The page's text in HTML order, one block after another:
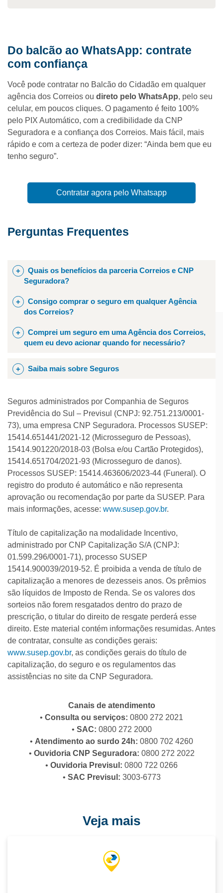
Do balcão ao WhatsApp: contrate
com confiança
Você pode contratar no Balcão do Cidadão em qualquer
agência dos Correios ou direto pelo WhatsApp, pelo seu
celular, em poucos cliques. O pagamento é feito 100%
pelo PIX Automático, com a credibilidade da CNP
Seguradora e a confiança dos Correios. Mais fácil, mais
rápido e com a certeza de poder dizer: “Ainda bem que eu
tenho seguro”.
Contratar agora pelo Whatsapp
Perguntas Frequentes
Quais os benefícios da parceria Correios e CNP
Seguradora?
A CNP faz parte de um grupo francês que é global
no tamanho e regional em entender que cada ser
humano é único. O principal objetivo com essa
parceria é proteger pessoas, seus bens e
negócios, realizar sonhos e garantir um futuro com
mais possibilidades.
nosso parceiro CNP Seguradora.
Consigo comprar o seguro em qualquer Agência
dos Correios?
Sim! Os seguros estarão disponíveis em qualquer
Agência dos Correios. Clique aqui e procure a
Comprei um seguro em uma Agência dos Correios,
quem eu devo acionar quando for necessário?
Você pode acionar a CNP Seguradora sempre que
precisar. É só ligar para o telefone 0800 272 2021.
Saiba mais sobre Seguros
Os Correios oferecem, de forma simples e
acessível, a contratação presencial de seguros
que proporcionam proteção financeira e
tranquilidade para você, sua família e seu negócio,
em parceria com a PREVISUL Seguradora.
Modalidades disponíveis:
•Bolsa Mais Segura : Se sua bolsa for roubada,
seu cartão usado sem autorização ou se você for
obrigado a sacar/usar o cartão sob coação, você
pode receber até R$ 1000 de indenização, de
•Vida Mais Segura: Se você enfrentar uma doença
grave (coberta pelo seguro) ou um acidente, o
seguro garante proteção financeira, além de
oferecer telemedicina 24h e descontos em
medicamentos.
seguro.
•Funeral Mais Seguro: Se acontecer um
falecimento, o seguro garante auxílio funeral de até
R$ 5.000, apoio com documentação e ainda cartão
alimentação temporário para ajudar no sustento da
família.
(clique aqui e saiba mais informações.
•Negócio Mais Seguro : Se um incêndio, vendaval
recebe cobertura para manter as atividades,
incluindo pagamento de aluguel e assistência
empresarial completa. Um seguro feito para quem
é MEI. Clique aqui e saiba mais informações.
Lar Mais Seguro : O Lar Seguro protege imóveis
residenciais contra incêndio, explosão, danos
elétricos, vendaval, granizo e oferece assistência
Quem pode solicitar
• Pessoas físicas (brasileiros ou estrangeiros)
Como solicitar o serviço
Seguros administrados por Companhia de Seguros
Previdência do Sul – Previsul (CNPJ: 92.751.213/0001-
73), uma empresa CNP Seguradora. Processos SUSEP:
15414.651441/2021-12 (Microsseguro de Pessoas),
15414.901220/2018-03 (Bolsa e/ou Cartão Protegidos),
15414.651704/2021-93 (Microsseguro de danos).
Processos SUSEP: 15414.463606/2023-44 (Funeral). O
registro do produto é automático e não representa
aprovação ou recomendação por parte da SUSEP. Para
mais informações, acesse: www.susep.gov.br.
Título de capitalização na modalidade Incentivo,
administrado por CNP Capitalização S/A (CNPJ:
01.599.296/0001-71), processo SUSEP
15414.900039/2019-52. É proibida a venda de título de
capitalização a menores de dezesseis anos. Os prêmios
são líquidos de Imposto de Renda. Se os valores dos
sorteios não forem resgatados dentro do prazo de
prescrição, o titular do direito de resgate perderá esse
direito. Este material contém informações resumidas. Antes
de contratar, consulte as condições gerais:
www.susep.gov.br, as condições gerais do título de
capitalização, do seguro e os regulamentos das
assistências no site da CNP Seguradora.
Canais de atendimento
• Consulta ou serviços: 0800 272 2021
• SAC: 0800 272 2000
• Atendimento ao surdo 24h: 0800 702 4260
• Ouvidoria CNP Seguradora: 0800 272 2022
• Ouvidoria Previsul: 0800 722 0266
• SAC Previsul: 3003-6773
Veja mais